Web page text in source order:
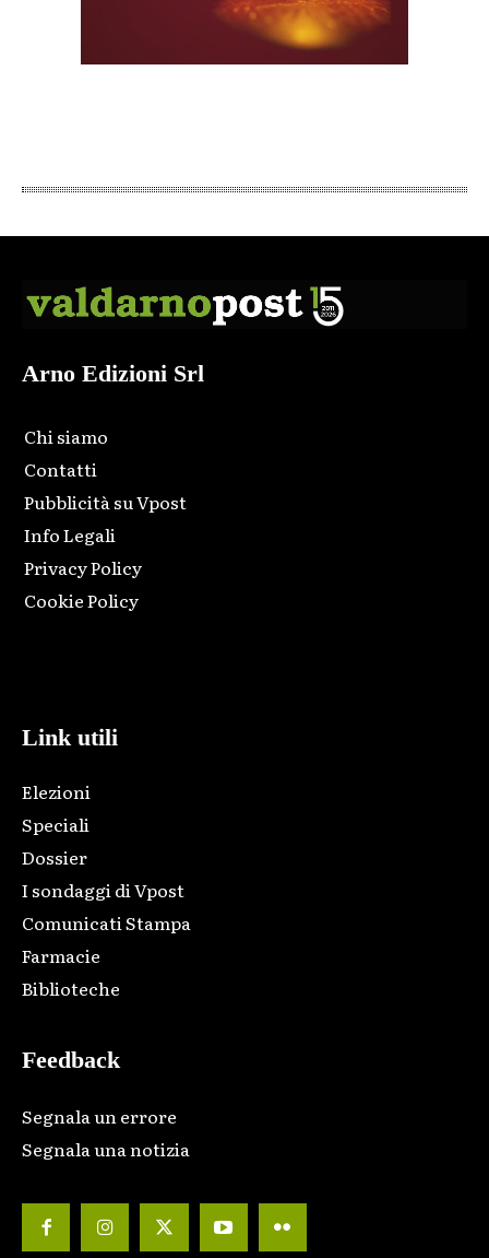
Arno Edizioni Srl
Chi siamo
Contatti
Pubblicità su Vpost
Info Legali
Privacy Policy
Cookie Policy
Link utili
Elezioni
Speciali
Dossier
I sondaggi di Vpost
Comunicati Stampa
Farmacie
Biblioteche
Feedback
Segnala un errore
Segnala una notizia